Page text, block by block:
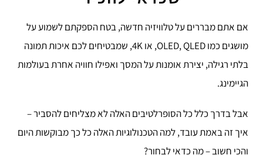
אם אתם מבררים על טלוויזיה חדשה, בטח הספקתם לשמוע על
מושגים כמו OLED, QLED, או 4K, שמבטיחים לכם איכות תמונה
בלתי רגילה, יצירת אומנות על המסך ואפילו חוויה אחרת בעולמות
הגיימינג.
אבל בדרך כלל כל הסופרלטיבים האלה לא מצליחים להסביר –
איך זה באמת עובד, למה הטכנולוגיות האלה כל כך מבוקשות היום
והכי חשוב – מה כדאי לבחור?